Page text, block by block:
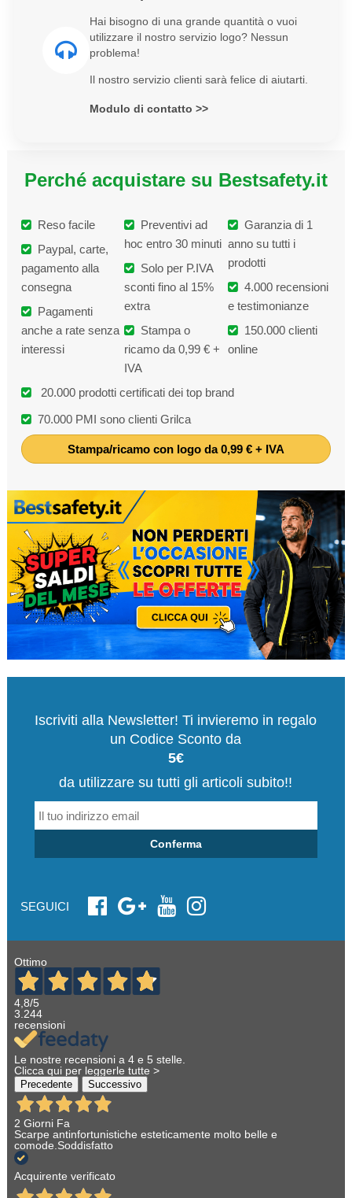
Hai bisogno di una grande quantità o vuoi
utilizzare il nostro servizio logo? Nessun
problema!
Il nostro servizio clienti sarà felice di aiutarti.
Modulo di contatto >>
Perché acquistare su Bestsafety.it
Reso facile
Paypal, carte,
pagamento alla
consegna
Pagamenti
anche a rate senza
interessi
Preventivi ad
hoc entro 30 minuti
Solo per P.IVA
sconti fino al 15%
extra
Stampa o
ricamo da 0,99 € +
IVA
Garanzia di 1
anno su tutti i
prodotti
4.000 recensioni
e testimonianze
150.000 clienti
online
20.000 prodotti certificati dei top brand
70.000 PMI sono clienti Grilca
Stampa/ricamo con logo da 0,99 € + IVA
Iscriviti alla Newsletter! Ti invieremo in regalo
un Codice Sconto da
5€
da utilizzare su tutti gli articoli subito!!
Conferma
SEGUICI
Ottimo
4,8/5
3.244
recensioni
Le nostre recensioni a 4 e 5 stelle.
Clicca qui per leggerle tutte >
Precedente Successivo
2 Giorni Fa
Scarpe antinfortunistiche esteticamente molto belle e
comode.Soddisfatto
Acquirente verificato